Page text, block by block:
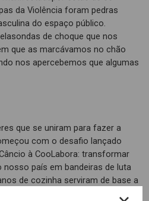
da Violência foram pedras
do espaço público.
de choque que nos
que as marcávamos no chão
nos apercebemos que algumas
que se uniram para fazer a
com o desafio lançado
à CooLabora: transformar
país em bandeiras de luta
de cozinha serviram de base a